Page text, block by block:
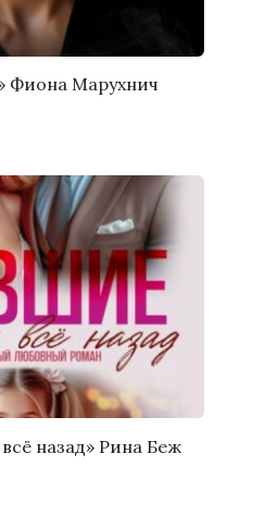
Фиона Марухнич
назад» Рина Беж